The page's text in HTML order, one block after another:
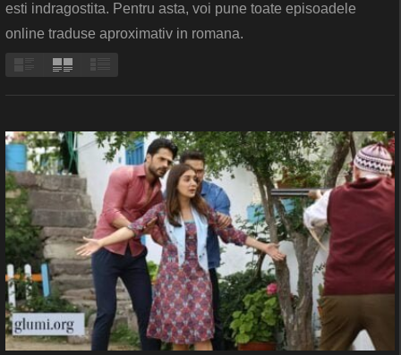
esti indragostita. Pentru asta, voi pune toate episoadele
online traduse aproximativ in romana.